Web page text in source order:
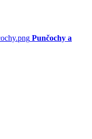
Punčochy a